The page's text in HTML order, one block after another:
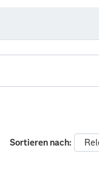
Sortieren nach